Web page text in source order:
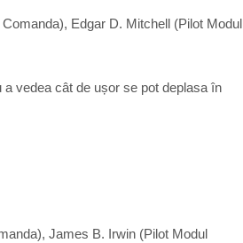
Edgar D. Mitchell (Pilot Modul
vedea cât de ușor se pot deplasa în
James B. Irwin (Pilot Modul